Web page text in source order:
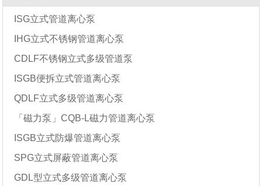
ISG立式管道离心泵
IHG立式不锈钢管道离心泵
CDLF不锈钢立式多级管道泵
ISGB便拆立式管道离心泵
QDLF立式多级管道离心泵
「磁力泵」CQB-L磁力管道离心泵
ISGB立式防爆管道离心泵
SPG立式屏蔽管道离心泵
GDL型立式多级管道离心泵